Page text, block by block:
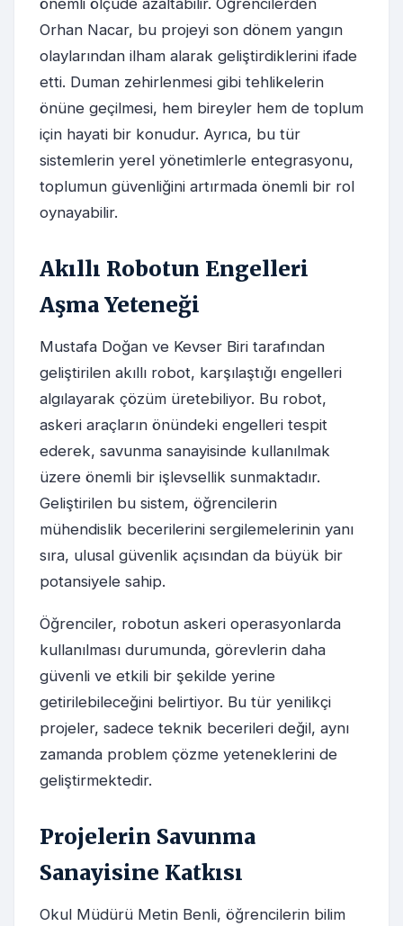
önemli ölçüde azaltabilir. Öğrencilerden
Orhan Nacar, bu projeyi son dönem yangın
olaylarından ilham alarak geliştirdiklerini ifade
etti. Duman zehirlenmesi gibi tehlikelerin
önüne geçilmesi, hem bireyler hem de toplum
için hayati bir konudur. Ayrıca, bu tür
sistemlerin yerel yönetimlerle entegrasyonu,
toplumun güvenliğini artırmada önemli bir rol
oynayabilir.
Akıllı Robotun Engelleri
Aşma Yeteneği
Mustafa Doğan ve Kevser Biri tarafından
geliştirilen akıllı robot, karşılaştığı engelleri
algılayarak çözüm üretebiliyor. Bu robot,
askeri araçların önündeki engelleri tespit
ederek, savunma sanayisinde kullanılmak
üzere önemli bir işlevsellik sunmaktadır.
Geliştirilen bu sistem, öğrencilerin
mühendislik becerilerini sergilemelerinin yanı
sıra, ulusal güvenlik açısından da büyük bir
potansiyele sahip.
Öğrenciler, robotun askeri operasyonlarda
kullanılması durumunda, görevlerin daha
güvenli ve etkili bir şekilde yerine
getirilebileceğini belirtiyor. Bu tür yenilikçi
projeler, sadece teknik becerileri değil, aynı
zamanda problem çözme yeteneklerini de
geliştirmektedir.
Projelerin Savunma
Sanayisine Katkısı
Okul Müdürü Metin Benli, öğrencilerin bilim